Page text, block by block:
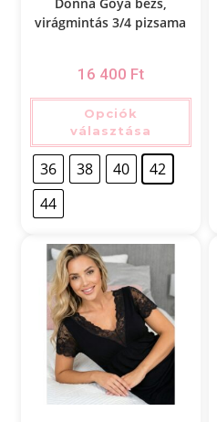
virágmintás 3/4 pizsama
16 400 Ft
Opciók
választása
36 38 40
42
44